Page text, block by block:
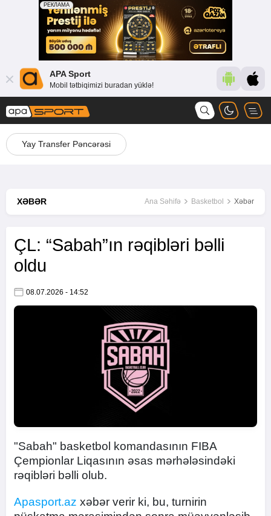
APA Sport
Mobil tətbiqimizi buradan yüklə!
Yay Transfer Pəncərəsi
XƏBƏR Ana Səhifə Basketbol Xəbər
ÇL: “Sabah”ın rəqibləri bəlli
oldu
08.07.2026 - 14:52
"Sabah" basketbol komandasının FIBA
Çempionlar Liqasının əsas mərhələsindəki
rəqibləri bəlli olub.
Apasport.az xəbər verir ki, bu, turnirin